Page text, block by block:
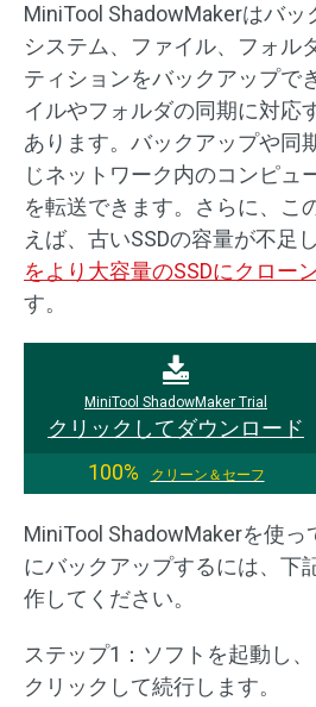
MiniTool ShadowMakerはバッ
システム、ファイル、フォル
ティションをバックアップで
イルやフォルダの同期に対応
あります。バックアップや同
じネットワーク内のコンピュ
を転送できます。さらに、こ
えば、古いSSDの容量が不足
をより大容量のSSDにクロー
す。
MiniTool ShadowMaker Trial
クリックしてダウンロード
100%
クリーン＆セーフ
MiniTool ShadowMakerを使
にバックアップするには、下
作してください。
ステップ1：ソフトを起動し
クリックして続行します。